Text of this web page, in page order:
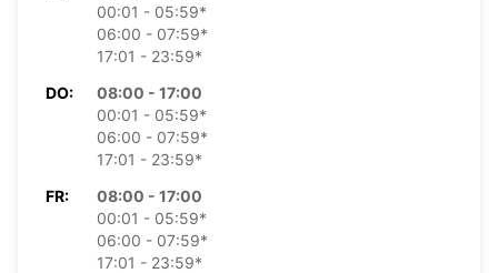
00:01 - 05:59*
06:00 - 07:59*
17:01 - 23:59*
DO:
08:00 - 17:00
00:01 - 05:59*
06:00 - 07:59*
17:01 - 23:59*
FR:
08:00 - 17:00
00:01 - 05:59*
06:00 - 07:59*
17:01 - 23:59*